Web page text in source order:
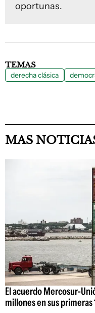
oportunas.
TEMAS
derecha clásica
MAS
El acuerdo Mercosur-
millones en sus